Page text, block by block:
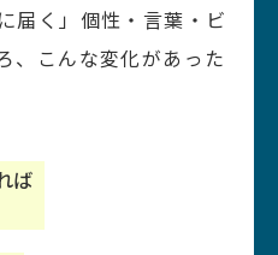
届く」個性・言葉・ビ
、こんな変化があった
ば